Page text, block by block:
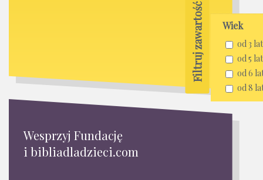
Filtruj zawartość Wiek
od 3 lat
od 5 lat
od 6
od 8
Wesprzyj Fundację
i bibliadladzieci.com